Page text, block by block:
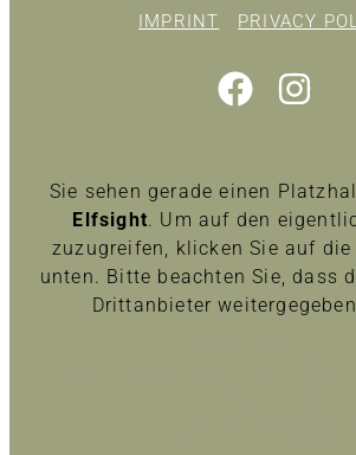
IMPRINT PRIVACY
Sie sehen gerade einen
Elfsight. Um auf den
zuzugreifen, klicken Sie auf
unten. Bitte beachten Sie, dass
Drittanbieter